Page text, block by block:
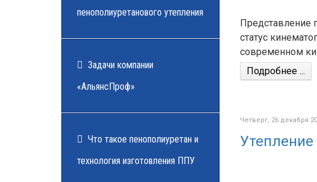
пенополиуретанового утепления
Задачи компании
«АльянсПроф»
Что такое пенополиуретан и
технология изготовления ППУ
Представление
статус
современном
Подробнее ...
Четверг, 26 декабря